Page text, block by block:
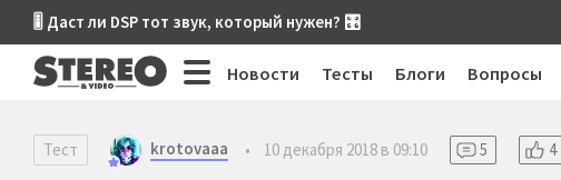
🎚 Даст ли DSP тот звук, который нужен? 🎛
Новости Тесты Блоги Вопросы
Тест krotovaaa • 10 декабря 2018 в 09:10 5 4